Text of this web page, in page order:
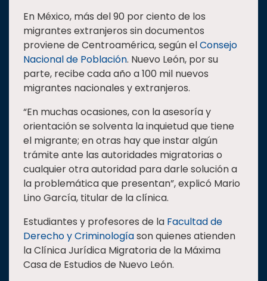
En México, más del 90 por ciento de los
migrantes extranjeros sin documentos
proviene de Centroamérica, según elConsejo
Nacional de Población. Nuevo León, por su
parte, recibe cada año a 100 mil nuevos
migrantes nacionales y extranjeros.
“En muchas ocasiones, con la asesoría y
orientación se solventa la inquietud que tiene
el migrante; en otras hay que instar algún
trámite ante las autoridades migratorias o
cualquier otra autoridad para darle solución a
la problemática que presentan”, explicó Mario
Lino García, titular de la clínica.
Estudiantes y profesores de la Facultad de
Derecho y Criminologíason quienes atienden
la Clínica Jurídica Migratoria de la Máxima
Casa de Estudios de Nuevo León.